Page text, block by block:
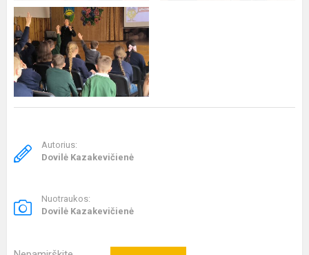
Autorius:
Dovilė Kazakevičienė
Nuotraukos:
Dovilė Kazakevičienė